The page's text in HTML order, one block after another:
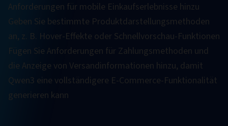
Anforderungen für mobile Einkaufserlebnisse hinzu
Geben Sie bestimmte Produktdarstellungsmethoden
an, z. B. Hover-Effekte oder Schnellvorschau-Funktionen
Fügen Sie Anforderungen für Zahlungsmethoden und
die Anzeige von Versandinformationen hinzu, damit
Qwen3 eine vollständigere E-Commerce-Funktionalität
generieren kann